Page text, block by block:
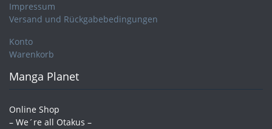
Impressum
Versand und Rückgabebedingungen
Konto
Warenkorb
Manga Planet
Online Shop
– We´re all Otakus –